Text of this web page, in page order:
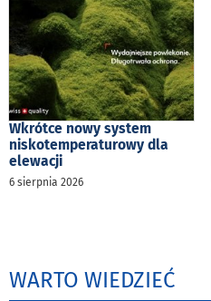
Wkrótce nowy system
niskotemperaturowy dla
elewacji
6 sierpnia 2026
WARTO WIEDZIEĆ